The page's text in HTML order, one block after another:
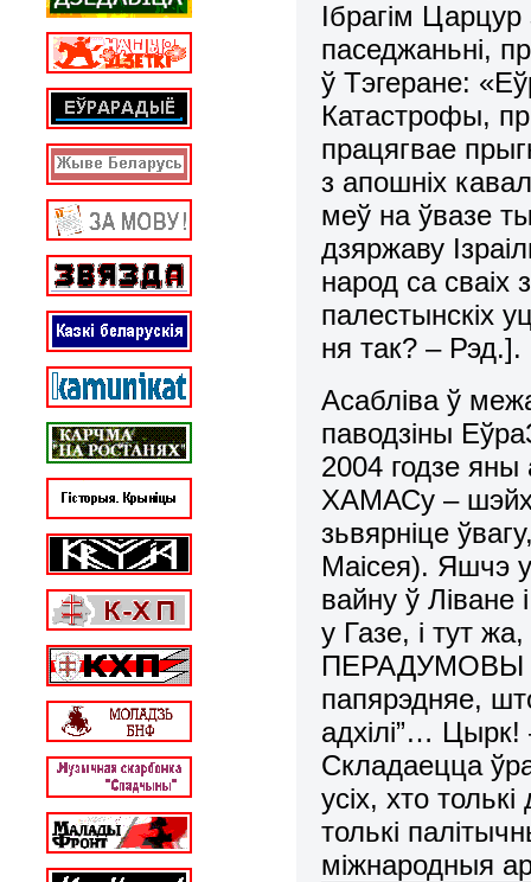
Ібрагім
паседжаньні,
ў Тэгеране:
Катастрофы,
працягвае
з апошніх
меў на ўвазе
дзяржаву
народ са сваіх
палестынскіх
ня так? – Рэд.].
Асабліва ў
паводзіны
2004 годзе яны
ХАМАСу –
зьвярніце
Маісея). Яшчэ
вайну ў Ліване
у Газе, і тут
ПЕРАДУМОВЫ
папярэдняе,
адхілі”… Цырк!
Складаецца
усіх, хто
толькі
міжнародныя